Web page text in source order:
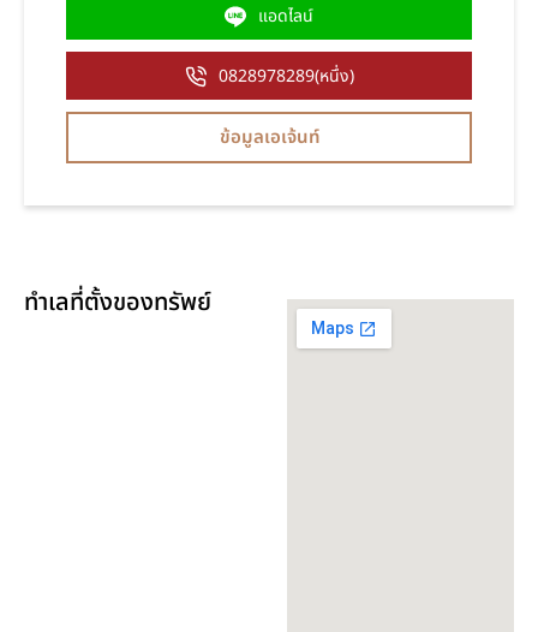
แอดไลน์
0828978289(หนึ่ง)
ข้อมูลเอเจ้นท์
ทำเลที่ตั้งของทรัพย์